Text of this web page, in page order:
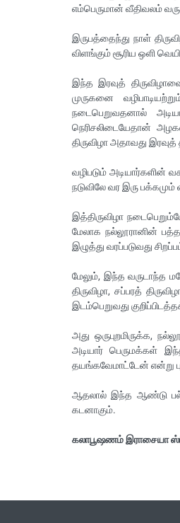
எம்பெருமான் வீதிவலம்
இருபத்தைந்து நாள்
விளங்கும் சூரிய ஒளி
இந்த இரவுத்
முருகனை
நடைபெறுவதனால்
நெரிசலிடையேதான்
திருவிழா அதாவது
வழிபடும் அடியார்களின்
நடுவிலே வர இரு
இத்திருவிழா
மேலாக நல்லூரானின்
இழுத்து வரப்படுவது
மேலும், இந்த வருடாந்த
திருவிழா, சப்பரத்
இடம்பெறுவது
அது ஒருபுறமிருக்க,
அடியார் பெருமக்கள்
தயங்கவேமாட்டேன் என்று
ஆதலால் இந்த ஆண்டு
கடனாகும்.
கலாபூஷணம் இராசையா